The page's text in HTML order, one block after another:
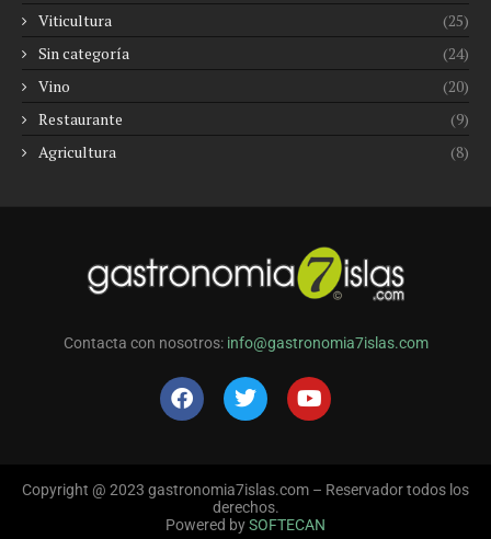
Viticultura
(25)
Sin categoría
(24)
Vino
(20)
Restaurante
(9)
Agricultura
(8)
Contacta con nosotros: info@gastronomia7islas.com
Copyright @ 2023 gastronomia7islas.com – Reservador todos los
derechos.
Powered bySOFTECAN